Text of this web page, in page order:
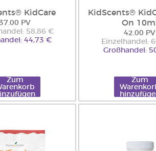
KidCare
PV
58,86 €
44,73 €
Zum
KidScents®
On 10ml
42.00 PV
Einzelhandel:
Großhandel:
Zum